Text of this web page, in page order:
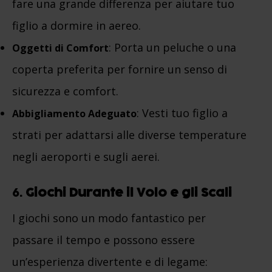
fare una grande differenza per aiutare tuo
figlio a dormire in aereo.
Oggetti di Comfort: Porta un peluche o una
coperta preferita per fornire un senso di
sicurezza e comfort.
Abbigliamento Adeguato: Vesti tuo figlio a
strati per adattarsi alle diverse temperature
negli aeroporti e sugli aerei.
6. Giochi Durante il Volo e gli Scali
I giochi sono un modo fantastico per
passare il tempo e possono essere
un’esperienza divertente e di legame: